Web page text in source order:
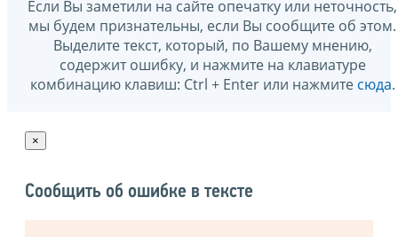
Если Вы заметили на сайте опечатку или неточность,
мы будем признательны, если Вы сообщите об этом.
Выделите текст, который, по Вашему мнению,
содержит ошибку, и нажмите на клавиатуре
комбинацию клавиш: Ctrl + Enter или нажмите сюда.
×
Сообщить об ошибке в тексте